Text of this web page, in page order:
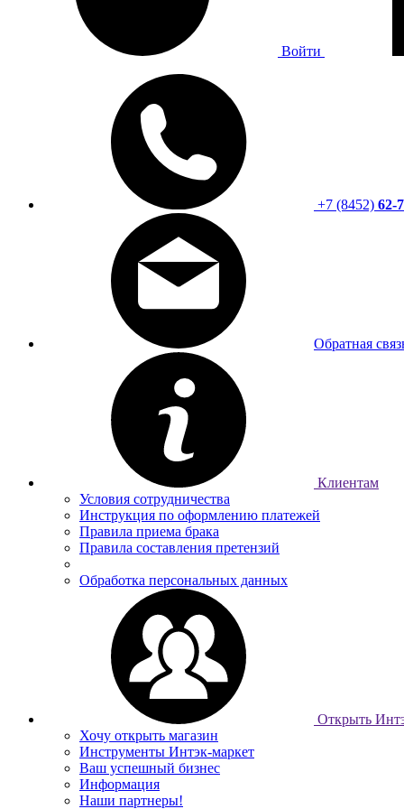
Войти
+7 (8452) 62-
Обратная
Клиентам
Условия сотрудничества
Инструкция по оформлению платежей
Правила приема брака
Правила составления претензий
Обработка персональных данных
Открыть
Хочу открыть магазин
Инструменты Интэк-маркет
Ваш успешный бизнес
Информация
Наши партнеры!